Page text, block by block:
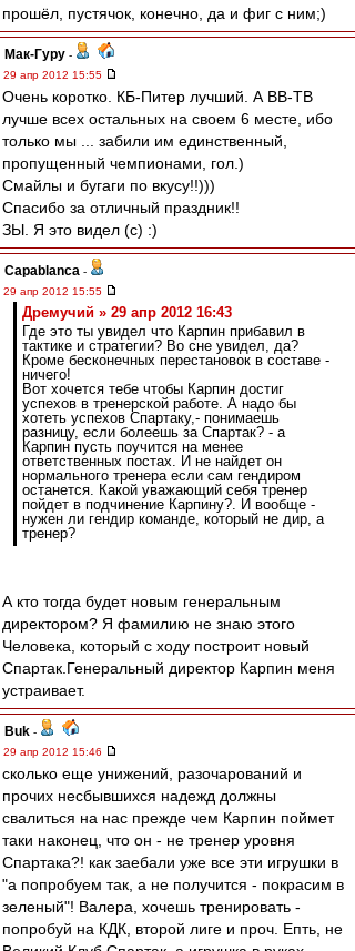
прошёл, пустячок, конечно, да и фиг с ним;)
Мак-Гуру -
29 апр 2012 15:55
Очень коротко. КБ-Питер лучший. А ВВ-ТВ
лучше всех остальных на своем 6 месте, ибо
только мы ... забили им единственный,
пропущенный чемпионами, гол.)
Смайлы и бугаги по вкусу!!)))
Спасибо за отличный праздник!!
ЗЫ. Я это видел (с) :)
Сapablanca -
29 апр 2012 15:55
Дремучий » 29 апр 2012 16:43
Где это ты увидел что Карпин прибавил в
тактике и стратегии? Во сне увидел, да?
Кроме бесконечных перестановок в составе -
ничего!
Вот хочется тебе чтобы Карпин достиг
успехов в тренерской работе. А надо бы
хотеть успехов Спартаку,- понимаешь
разницу, если болеешь за Спартак? - а
Карпин пусть поучится на менее
ответственных постах. И не найдет он
нормального тренера если сам гендиром
останется. Какой уважающий себя тренер
пойдет в подчинение Карпину?. И вообще -
нужен ли гендир команде, который не дир, а
тренер?
А кто тогда будет новым генеральным
директором? Я фамилию не знаю этого
Человека, который с ходу построит новый
Спартак.Генеральный директор Карпин меня
устраивает.
Buk -
29 апр 2012 15:46
сколько еще унижений, разочарований и
прочих несбывшихся надежд должны
свалиться на нас прежде чем Карпин поймет
таки наконец, что он - не тренер уровня
Спартака?! как заебали уже все эти игрушки в
"а попробуем так, а не получится - покрасим в
зеленый"! Валера, хочешь тренировать -
попробуй на КДК, второй лиге и проч. Епть, не